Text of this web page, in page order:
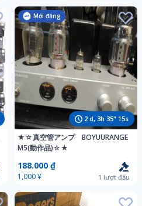
2 d, 3h 35" 13s
Mới đăng
★☆真空管アンプ BOYUURANGE
M5(動作品)☆★
188.000 ₫
1,000 ¥ 1 lượt đấu